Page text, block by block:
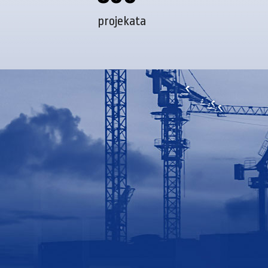
projekata